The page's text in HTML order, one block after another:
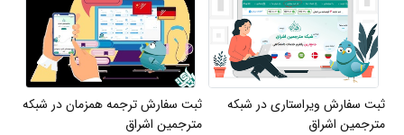
ثبت سفارش ویراستاری در شبکه
مترجمین اشراق
ثبت سفارش ترجمه همزمان در شبکه
مترجمین اشراق